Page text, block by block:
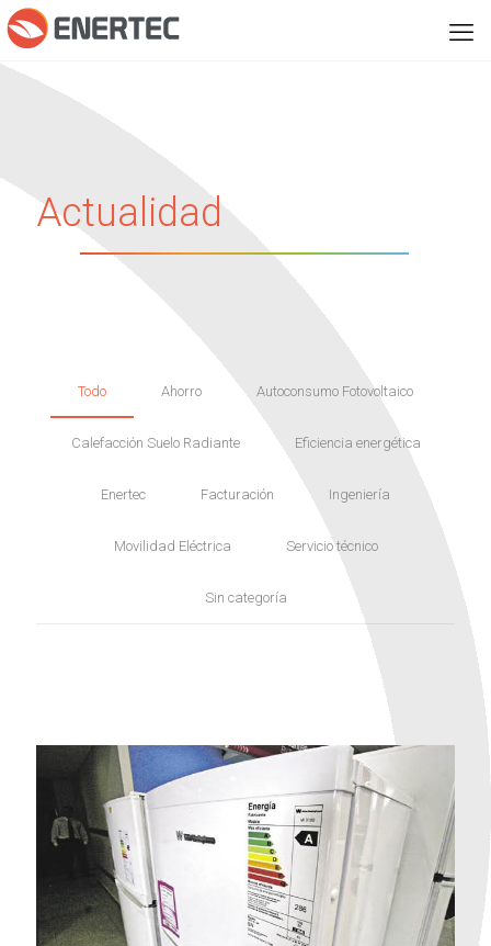
Actualidad
Todo Ahorro Autoconsumo Fotovoltaico
Calefacción Suelo Radiante Eficiencia energética
Enertec Facturación Ingeniería
Movilidad Eléctrica Servicio técnico
Sin categoría